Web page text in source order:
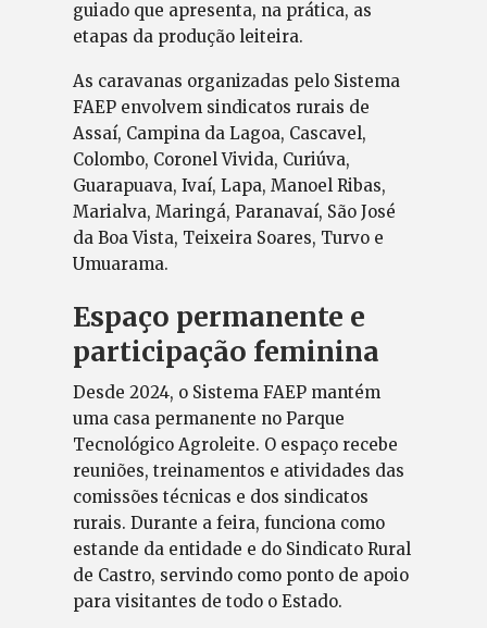
guiado que apresenta, na prática, as
etapas da produção leiteira.
As caravanas organizadas pelo Sistema
FAEP envolvem sindicatos rurais de
Assaí, Campina da Lagoa, Cascavel,
Colombo, Coronel Vivida, Curiúva,
Guarapuava, Ivaí, Lapa, Manoel Ribas,
Marialva, Maringá, Paranavaí, São José
da Boa Vista, Teixeira Soares, Turvo e
Umuarama.
Espaço permanente e
participação feminina
Desde 2024, o Sistema FAEP mantém
uma casa permanente no Parque
Tecnológico Agroleite. O espaço recebe
reuniões, treinamentos e atividades das
comissões técnicas e dos sindicatos
rurais. Durante a feira, funciona como
estande da entidade e do Sindicato Rural
de Castro, servindo como ponto de apoio
para visitantes de todo o Estado.